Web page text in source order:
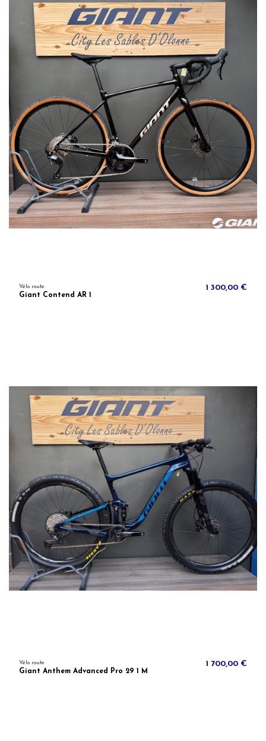
Vélo route
Giant Contend AR 1
1 300,00 €
Vélo route
Giant Anthem Advanced Pro 29 1 M
1 700,00 €